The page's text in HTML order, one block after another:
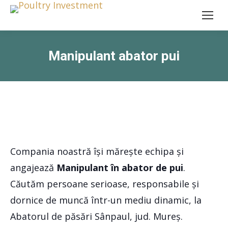
Manipulant abator pui
Compania noastră își mărește echipa și
angajează Manipulant în abator de pui.
Căutăm persoane serioase, responsabile și
dornice de muncă într-un mediu dinamic, la
Abatorul de păsări Sânpaul, jud. Mureș.